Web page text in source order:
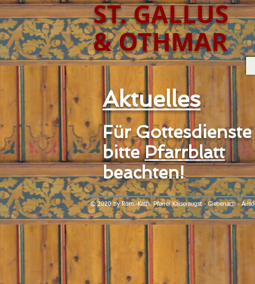
​ST. GALLUS
& OTHMAR
Aktuelles
Für Gottesdienste
bittePfarrblatt
beachten!
© 2020 by Röm.-Kath. Pfarrei Kaiseraugst - Giebenach -